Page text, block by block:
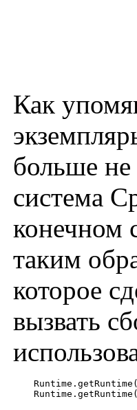
Как
больше не
система
конечном
таким
которое
вызвать